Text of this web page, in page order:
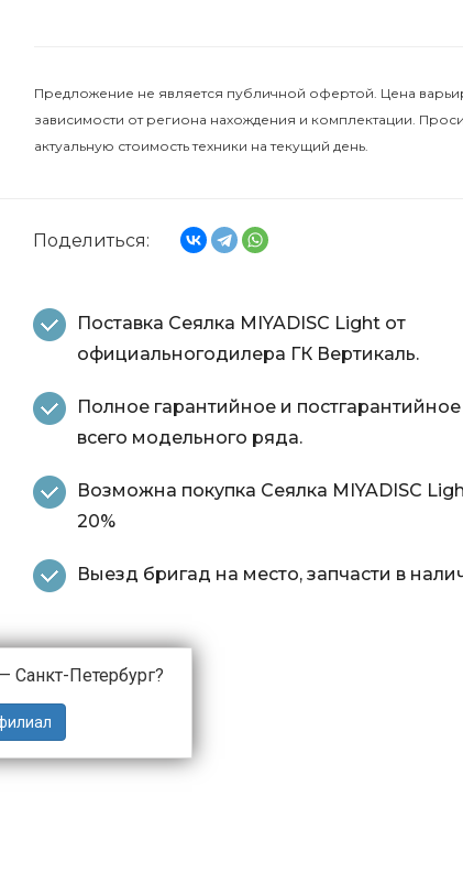
Санкт-Петербург?
Предложение не является публичной офертой. Цена
зависимости от региона нахождения и комплектации.
актуальную стоимость техники на текущий день.
Поделиться:
Поставка Сеялка MIYADISC Light от
официальногодилера ГК Вертикаль.
Полное гарантийное и
всего модельного ряда.
Возможна покупка Сеялка MIYADISC
20%
Выезд бригад на место, запчасти в